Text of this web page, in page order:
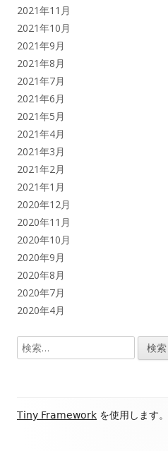
2021年11月
2021年10月
2021年9月
2021年8月
2021年7月
2021年6月
2021年5月
2021年4月
2021年3月
2021年2月
2021年1月
2020年12月
2020年11月
2020年10月
2020年9月
2020年8月
2020年7月
2020年4月
検
索:
フ
Tiny Framework を使用します。